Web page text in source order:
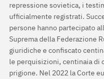
repressione sovietica, i
ufficialmente registrati.
persone hanno partecipato
Suprema della Federazione
giuridiche e confiscato
le perquisizioni, centinaia di
prigione. Nel 2022 la Corte